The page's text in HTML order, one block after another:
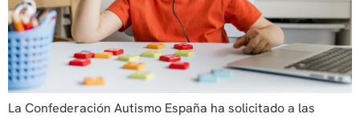
La Confederación Autismo España ha solicitado a las